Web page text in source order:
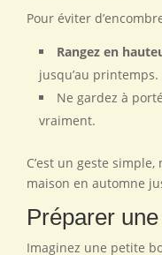
Pour éviter
Rangez en
jusqu’au printemps.
Ne gardez à
vraiment.
C’est un geste
maison en automne
Préparer
Imaginez une petite